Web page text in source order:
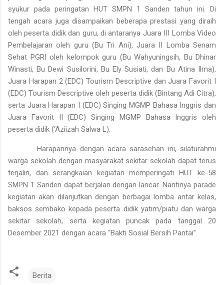
syukur pada peringatan HUT SMPN 1 Sanden tahun ini. Di
tengah acara juga disampaikan beberapa prestasi yang diraih
oleh peserta didik dan guru, di antaranya Juara III Lomba Video
Pembelajaran oleh guru (Bu Tri Ani), Juara II Lomba Senam
Sehat PGRI oleh kelompok guru (Bu Wahyuningsih, Bu Dhinar
Winasti, Bu Dewi Susilorini, Bu Ely Susiati, dan Bu Atina Ilma),
Juara Harapan 2 (EDC) Tourism Descriptive dan Juara Favorit I
(EDC) Tourism Descriptive oleh peserta didik (Bintang Adi Citra),
serta Juara Harapan I (EDC) Singing MGMP Bahasa Inggris dan
Juara Favorit II (EDC) Singing MGMP Bahasa Inggris oleh
peserta didik (‘Aziizah Salwa L).
Harapannya dengan acara sarasehan ini, silaturahmi
warga sekolah dengan masyarakat sekitar sekolah dapat terus
terjalin, dan serangkaian kegiatan memperingati HUT ke-58
SMPN 1 Sanden dapat berjalan dengan lancar. Nantinya parade
kegiatan akan dilanjutkan dengan berbagai lomba antar kelas,
baksos sembako kepada peserta didik yatim/piatu dan warga
sekitar sekolah, serta kegiatan puncak pada tanggal 20
Desember 2021 dengan acara “Bakti Sosial Bersih Pantai”.
Berita